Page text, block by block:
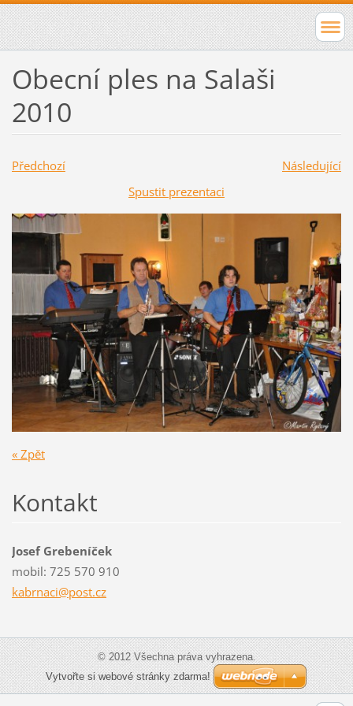
Obecní ples na Salaši
2010
Předchozí
Následující
Spustit prezentaci
« Zpět
Kontakt
Josef Grebeníček
mobil: 725 570 910
kabrnaci@post.cz
© 2012 Všechna práva vyhrazena.
Vytvořte si webové stránky zdarma!